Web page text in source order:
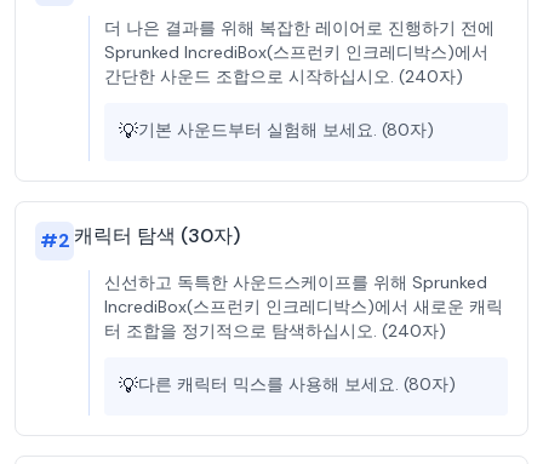
더 나은 결과를 위해 복잡한 레이어로 진행하기 전에
Sprunked IncrediBox(스프런키 인크레디박스)에서
간단한 사운드 조합으로 시작하십시오. (240자)
💡기본 사운드부터 실험해 보세요. (80자)
#2 캐릭터 탐색 (30자)
신선하고 독특한 사운드스케이프를 위해 Sprunked
IncrediBox(스프런키 인크레디박스)에서 새로운 캐릭
터 조합을 정기적으로 탐색하십시오. (240자)
💡다른 캐릭터 믹스를 사용해 보세요. (80자)